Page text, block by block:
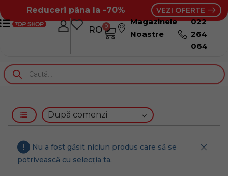
Reduceri pâna la -70% VEZI OFERTE
RO
RU
0
Magazinele
Noastre
022
264
064
Nu a fost găsit niciun produs care să se
potrivească cu selecția ta.